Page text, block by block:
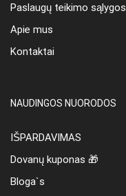
Paslaugų teikimo sąlygos
Apie mus
Kontaktai
NAUDINGOS NUORODOS
IŠPARDAVIMAS
Dovanų kuponas 🎁
Bloga`s